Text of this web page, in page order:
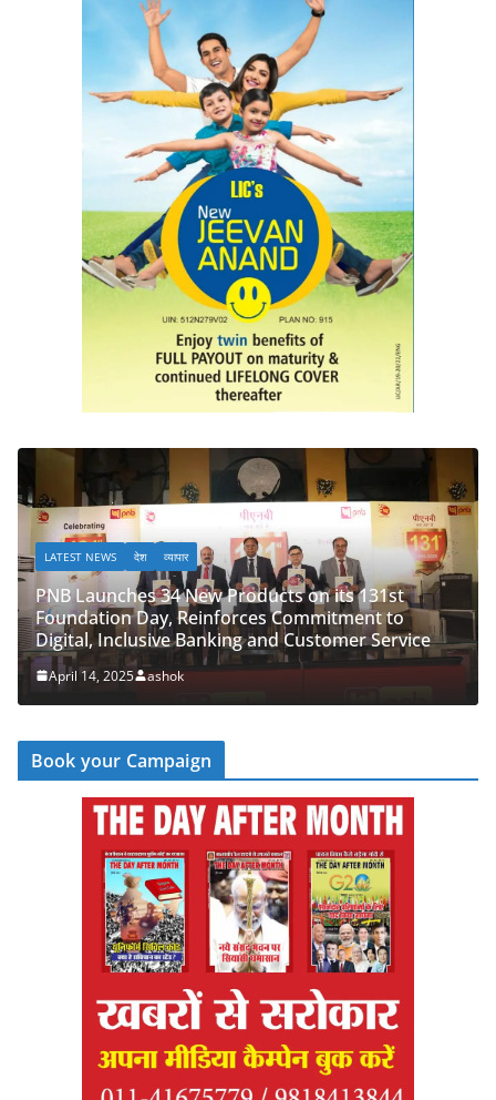
Products on its 131st
Commitment to
and Customer Service
LATEST NEWS देश व्यापार
PNB Half Marathon
‘Cyber Run’ for a
Book your Campaign